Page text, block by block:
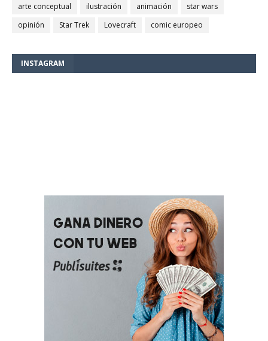
arte conceptual
ilustración animación
star wars
opinión
Star Trek Lovecraft comic europeo
INSTAGRAM